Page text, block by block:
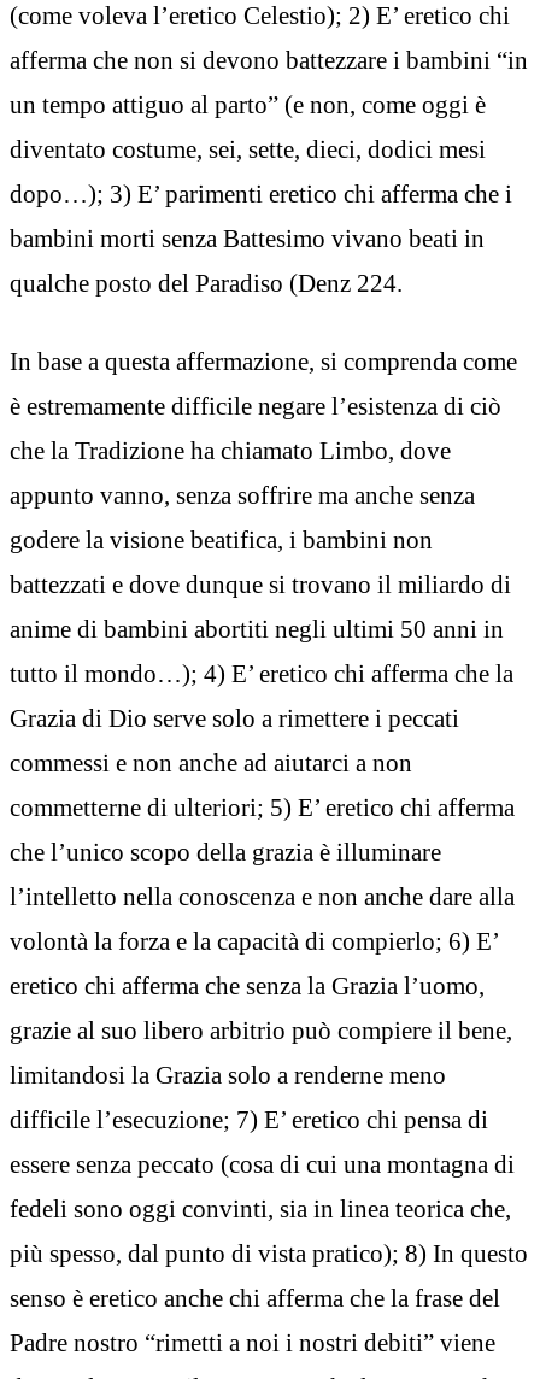
(come voleva l’eretico Celestio); 2) E’ eretico chi
afferma che non si devono battezzare i bambini “in
un tempo attiguo al parto” (e non, come oggi è
diventato costume, sei, sette, dieci, dodici mesi
dopo…); 3) E’ parimenti eretico chi afferma che i
bambini morti senza Battesimo vivano beati in
qualche posto del Paradiso (Denz 224.
In base a questa affermazione, si comprenda come
è estremamente difficile negare l’esistenza di ciò
che la Tradizione ha chiamato Limbo, dove
appunto vanno, senza soffrire ma anche senza
godere la visione beatifica, i bambini non
battezzati e dove dunque si trovano il miliardo di
anime di bambini abortiti negli ultimi 50 anni in
tutto il mondo…); 4) E’ eretico chi afferma che la
Grazia di Dio serve solo a rimettere i peccati
commessi e non anche ad aiutarci a non
commetterne di ulteriori; 5) E’ eretico chi afferma
che l’unico scopo della grazia è illuminare
l’intelletto nella conoscenza e non anche dare alla
volontà la forza e la capacità di compierlo; 6) E’
eretico chi afferma che senza la Grazia l’uomo,
grazie al suo libero arbitrio può compiere il bene,
limitandosi la Grazia solo a renderne meno
difficile l’esecuzione; 7) E’ eretico chi pensa di
essere senza peccato (cosa di cui una montagna di
fedeli sono oggi convinti, sia in linea teorica che,
più spesso, dal punto di vista pratico); 8) In questo
senso è eretico anche chi afferma che la frase del
Padre nostro “rimetti a noi i nostri debiti” viene